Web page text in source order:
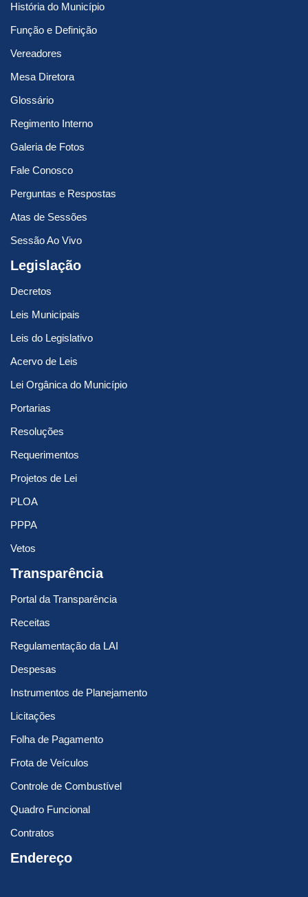
História do Município
Função e Definição
Vereadores
Mesa Diretora
Glossário
Regimento Interno
Galeria de Fotos
Fale Conosco
Perguntas e Respostas
Atas de Sessões
Sessão Ao Vivo
Legislação
Decretos
Leis Municipais
Leis do Legislativo
Acervo de Leis
Lei Orgânica do Município
Portarias
Resoluções
Requerimentos
Projetos de Lei
PLOA
PPPA
Vetos
Transparência
Portal da Transparência
Receitas
Regulamentação da LAI
Despesas
Instrumentos de Planejamento
Licitações
Folha de Pagamento
Frota de Veículos
Controle de Combustível
Quadro Funcional
Contratos
Endereço